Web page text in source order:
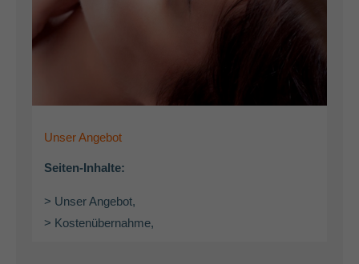
Unser Angebot
Seiten-Inhalte:
> Unser Angebot,
> Kostenübernahme,